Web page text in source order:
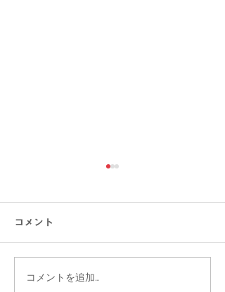
【涼感コーデ特集】お盆
コメント
コメントを追加…